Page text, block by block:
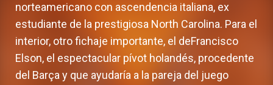
norteamericano con ascendencia italiana, ex
estudiante de la prestigiosa North Carolina. Para el
interior, otro fichaje importante, el deFrancisco
Elson, el espectacular pívot holandés, procedente
del Barça y que ayudaría a la pareja del juego